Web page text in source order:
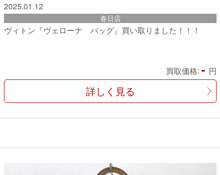
2025.01.12
春日店
ヴィトン『ヴェローナ バッグ』買い取りました！！！
買取価格: - 円
詳しく見る